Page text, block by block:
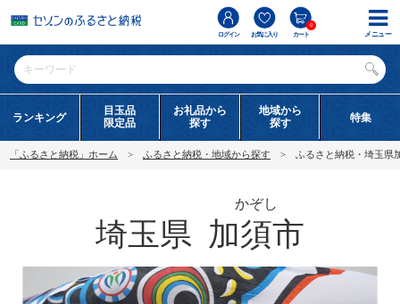
ログイン お気に入り カート
0
ランキング
目玉品
限定品
お礼品から
探す
地域から
探す
特集
「ふるさと納税」ホーム ふるさと納税・地域から探す ふるさと納税・埼玉県
埼玉県 加須市
かぞし
メニュー